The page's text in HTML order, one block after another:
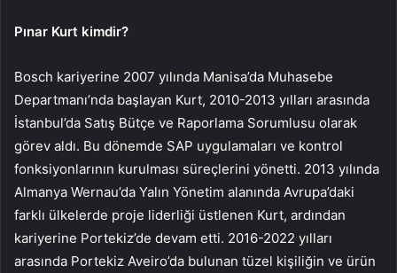
Pınar Kurt kimdir?
Bosch kariyerine 2007 yılında Manisa’da Muhasebe
Departmanı’nda başlayan Kurt, 2010-2013 yılları arasında
İstanbul’da Satış Bütçe ve Raporlama Sorumlusu olarak
görev aldı. Bu dönemde SAP uygulamaları ve kontrol
fonksiyonlarının kurulması süreçlerini yönetti. 2013 yılında
Almanya Wernau’da Yalın Yönetim alanında Avrupa’daki
farklı ülkelerde proje liderliği üstlenen Kurt, ardından
kariyerine Portekiz’de devam etti. 2016-2022 yılları
arasında Portekiz Aveiro’da bulunan tüzel kişiliğin ve ürün